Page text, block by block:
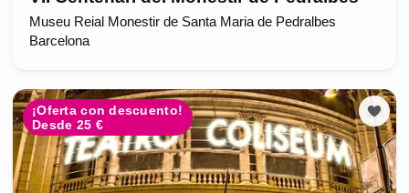
Museu Reial Monestir de Santa Maria de Pedralbes
Barcelona
¡Oferta con descuento!
Desde 25 €